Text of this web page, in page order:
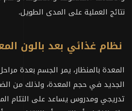
نتائج العملية على المدى الطويل.
نظام غذائي بعد بالون
المعدة بالمنظار، يمر الجسم بعدة
الجديد في حجم المعدة، ولذلك من
تدريجي ومدروس يساعد على التئام